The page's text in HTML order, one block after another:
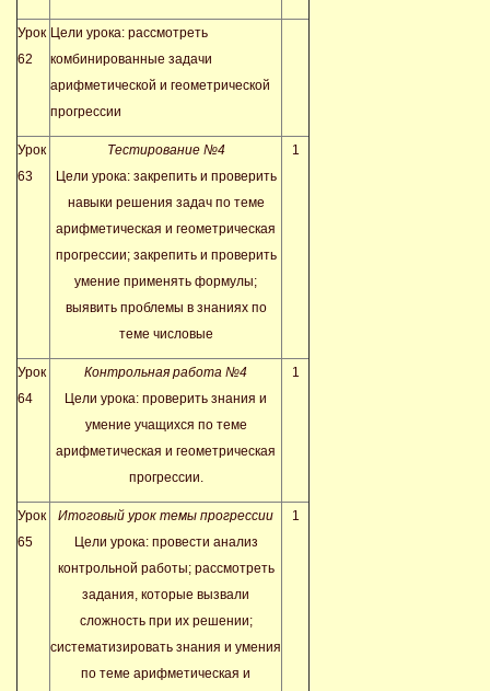
Урок
62
Цели урока: рассмотреть
комбинированные задачи
арифметической и геометрической
прогрессии
Урок
63
Тестирование №4
Цели урока: закрепить и проверить
навыки решения задач по теме
арифметическая и геометрическая
прогрессии; закрепить и проверить
умение применять формулы;
выявить проблемы в знаниях по
теме числовые
1
Урок
64
Контрольная работа №4
Цели урока: проверить знания и
умение учащихся по теме
арифметическая и геометрическая
прогрессии.
1
Урок
65
Итоговый урок темы прогрессии
Цели урока: провести анализ
контрольной работы; рассмотреть
задания, которые вызвали
сложность при их решении;
систематизировать знания и умения
по теме арифметическая и
1